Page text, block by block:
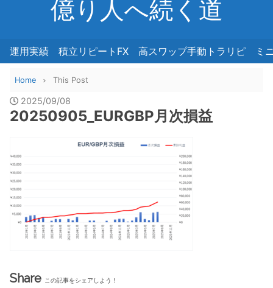
億り人へ続く道
運用実績 積立リピートFX 高スワップ手動トラリピ ミ
Home This Post
2025/09/08
20250905_EURGBP月次損益
Share この記事をシェアしよう！